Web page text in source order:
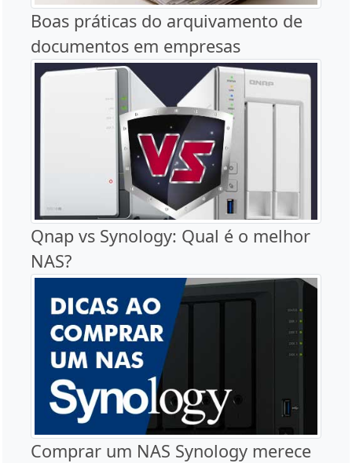
Boas práticas do arquivamento de
documentos em empresas
Qnap vs Synology: Qual é o melhor
NAS?
Comprar um NAS Synology merece